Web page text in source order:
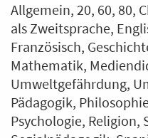
Allgemein 20 60 80
als Zweitsprache
Französisch
Mathematik
Umweltgefährdung,
Pädagogik
Psychologie Religion